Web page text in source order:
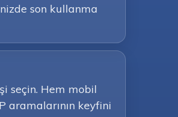
son kullanma
seçin. Hem mobil
aramalarının keyfini